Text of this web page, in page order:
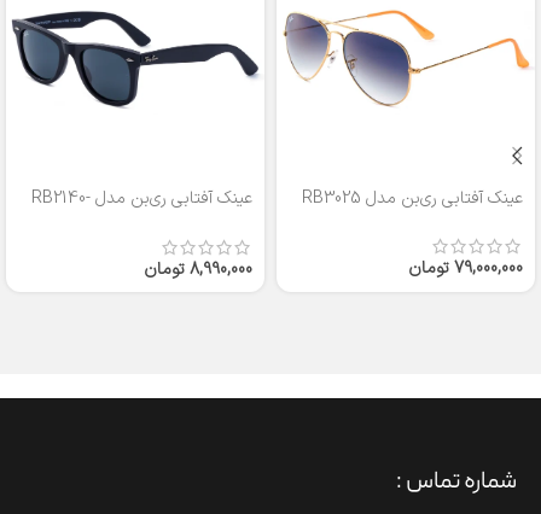
عینک آفتابی ری‌بن مدل RB3025
79,000,000تومان
عینک آفتابی ری‌بن مدل RB2140-
8,990,000تومان
شماره تماس :